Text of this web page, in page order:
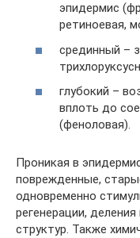
эпидермис
ретиноевая,
срединный –
глубокий –
вплоть до
(феноловая).
Проникая в
поврежденные,
одновременно
регенерации,
структур. Также